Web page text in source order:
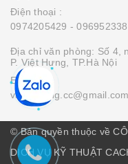
Điện thoại :
0974205429 -
Địa chỉ văn phòng: Số 4,
P. Việt Hưng, TP.Hà Nội
Email :
vanchuong.cc@gmail.com
© Bản quyền thuộc về
DỊCH VỤ KỸ THUẬT